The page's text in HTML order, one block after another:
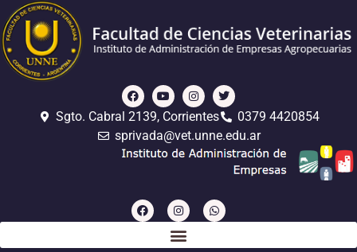
Sgto. Cabral 2139, Corrientes
0379 4420854
sprivada@vet.unne.edu.ar